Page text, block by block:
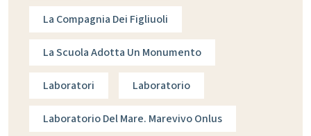
La Compagnia Dei Figliuoli
La Scuola Adotta Un Monumento
Laboratori Laboratorio
Laboratorio Del Mare. Marevivo Onlus